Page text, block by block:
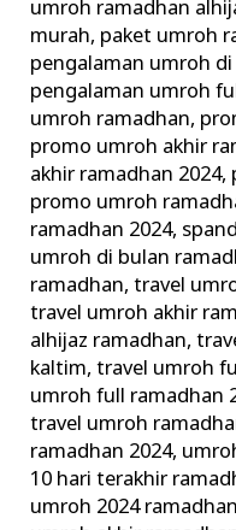
umroh ramadhan
murah, paket umroh
pengalaman umroh
pengalaman umroh
umroh ramadhan,
promo umroh akhir
akhir ramadhan 2024,
promo umroh
ramadhan 2024,
umroh di bulan
ramadhan,travel
travel umroh akhir
alhijaz ramadhan,
kaltim,travel umroh
umroh full ramadhan
travel umroh
ramadhan 2024,
10 hari terakhir
umroh 2024 ramadhan